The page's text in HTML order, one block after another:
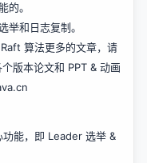
的。
举和日志复制。
算法更多的文章，请
版本论文和 PPT & 动画
能，即 Leader 选举 &